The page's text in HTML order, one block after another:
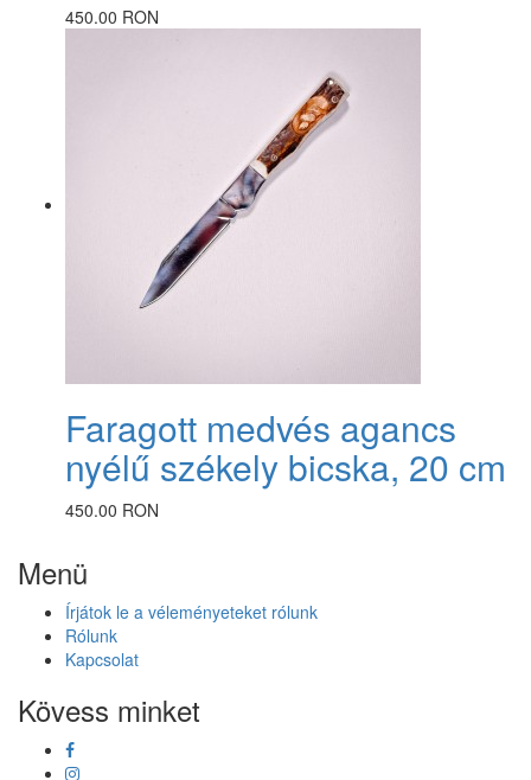
450.00 RON
Faragott medvés agancs
nyélű székely bicska, 20 cm
450.00 RON
Menü
Írjátok le a véleményeteket rólunk
Rólunk
Kapcsolat
Kövess minket